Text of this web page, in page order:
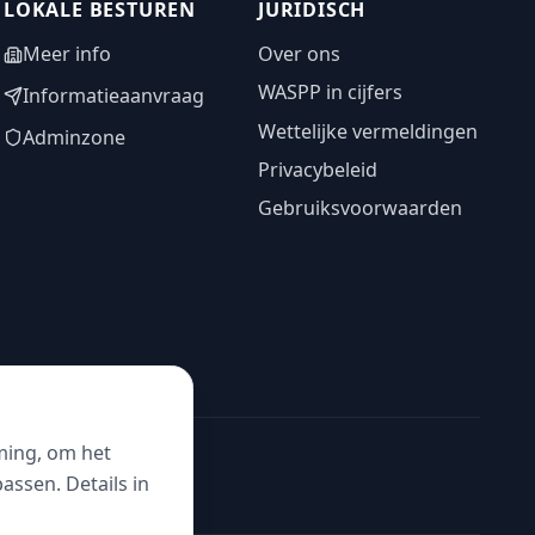
LOKALE BESTUREN
Meer info
Informatieaanvraag
Adminzone
JURIDISCH
Over ons
WASPP in cijfers
Wettelijke vermeldingen
Privacybeleid
Gebruiksvoorwaarden
om het
Details in